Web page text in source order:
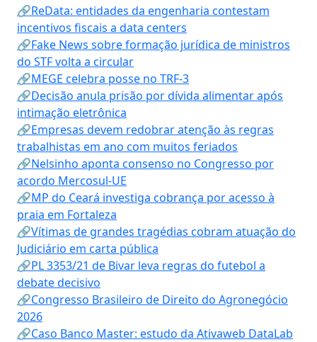
🔗ReData: entidades da engenharia contestam
incentivos fiscais a data centers
🔗Fake News sobre formação jurídica de ministros
do STF volta a circular
🔗MEGE celebra posse no TRF-3
🔗Decisão anula prisão por dívida alimentar após
intimação eletrônica
🔗Empresas devem redobrar atenção às regras
trabalhistas em ano com muitos feriados
🔗Nelsinho aponta consenso no Congresso por
acordo Mercosul-UE
🔗MP do Ceará investiga cobrança por acesso à
praia em Fortaleza
🔗Vítimas de grandes tragédias cobram atuação do
Judiciário em carta pública
🔗PL 3353/21 de Bivar leva regras do futebol a
debate decisivo
🔗Congresso Brasileiro de Direito do Agronegócio
2026
🔗Caso Banco Master: estudo da Ativaweb DataLab